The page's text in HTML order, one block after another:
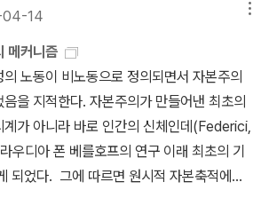
대하고 있는게 아닌가.이것은 누구에게
? 이것은 누구에게 이익이 될까? 어떤 맥
에서 여성의 외모를 놓고 이러쿵저러쿵하
다. 이게 이 사람이 상관할 일일까? 그런 권
나는 여자들이 화장하지 않고 다이어트
않는 세상에 대해 생각해 보았다. 여자들이
로 인해 손해를 보는 곳은 어디일까? 여자
해 상처 받았을 친구가 너무나 안쓰러웠었
인상에서 비슷한 생각을 가져, 애써 피하
성하며, 아마도 그 무렵이 친구와 베프
. 내 친구는 늘 당당했다. 늘 유쾌했
늘 웃었다. 늘 호기심이 넘쳤다.학교 선,후
모르는 사람이 없었다. 복도를 지나다가
도 다른 과 친구들과도 금방 친해졌고, 학
을 터트렸으니 우스운 일이다.그런데 어떤
확연히 구분되는 '그 나오미'가 되지는 못
보인지 하는 세력도 지금에 와서는 우파인
의 확실한 차별화에는 실패한 것이 가장 큰
다. 대중의 눈에 충분히 혼동할 만해 보인다
통에 실패했다고도 볼 수 있을 것이기 때문
파고 우파고 진보고 보수고 간에 도덕성이
버리는 거다. 누가? 이 거대한 세상이, 이
가 화장품을 사고, 바르고, 거들을 입으면서,
유용해 하면 자연스레 또 다른 사람에게 광
주의는 너무나 똑똑해서 어느 정도 광고해
서 광고를 해줘...그리고 또 하나.인스타에서
새 향수가 있다. 이 향수를 바르면 남자들이
하루에도 몇 번씩 전화번호가 따이고, 이 향
남자의 인식을 다룬 책임. 여자를 뜻하는
자들의 뜻이 나쁜 경우가 많잖음. 독에 어미
글은 말하는데 이거 진짜 몰랐다.-어느 영
책 중 유일한 소설. 그것도 일기!! 내가 편지
함...(안네의 일기가 만든 취향ㅋㅋ) 어른판
여자가 일기에 자기의 일상과 남자와의 로
직하게 적어놨겠구나!! 싶음. 진보적인 페미
이라서... ‘진보‘ ‘페미‘라서 더 기대됨.
라가 망하기야 하겠어?’의 염려는 ‘그러고
내 바뀌었다. 제일 걱정스러운 것은 파국으
. 유사시 한반도 상륙을 고대하는 일본과 경
국, 정치적인 이유로 경제적 압박을 본격화
계가 어떤 식으로 급변할지 예상할 수 없기
주가 조작에 대해서는 정확한 판결이 있어
하는 자유 민주주의 근간을 흔드는 일이 아
고는 명백히 순종적인 반면, 셜리의 이브
렷하며 생기가 넘친다 밀턴의 이브는 가정적
담하다. 밀턴의 이브는 처음부터 마치 타락
한 듯, '정교한 겉모습과 정밀하지 못한 내
행］때문에 이상할 정도로 공허하지
않는 생명력과 부패하지 않는 탁월성'으로
가 일종의 신의 보족이자 아담의 '여분의 갈
여적이며 주로 물질적인 존재라면, 셜리의
14
메커니즘
노동이 비노동으로 정의되면서 자본주의
을 지적한다. 자본주의가 만들어낸 최초의
계가 아니라 바로 인간의 신체인데(Federici,
디아 폰 베를호프의 연구 이래 최초의 기
되었다. 그에 따르면 원시적 자본축적에서